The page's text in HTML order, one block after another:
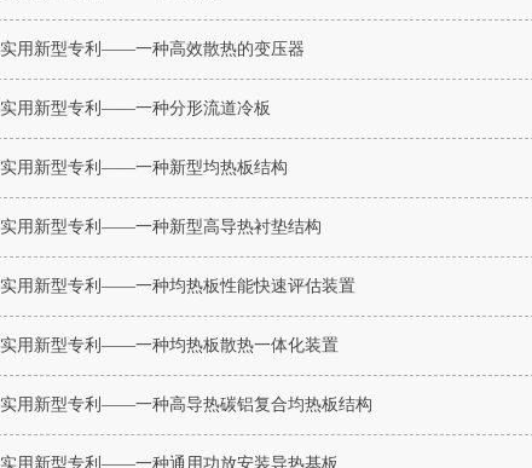
实用新型专利——一种高效散热的变压器
实用新型专利——一种分形流道冷板
实用新型专利——一种新型均热板结构
实用新型专利——一种新型高导热衬垫结构
实用新型专利——一种均热板性能快速评估装置
实用新型专利——一种均热板散热一体化装置
实用新型专利——一种高导热碳铝复合均热板结构
实用新型专利——一种通用功放安装导热基板